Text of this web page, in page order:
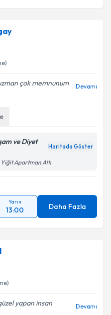
çok memnunum
Devamı
ve Diyet
Haritada Göster
Yiğit Apartman Altı
Yarın
13:00 Daha Fazla
yapan insan
Devamı